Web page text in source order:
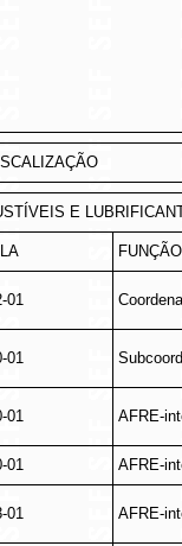
E
FUNÇÃO
01
01
01 AFRE-
01 AFRE-
01 AFRE-